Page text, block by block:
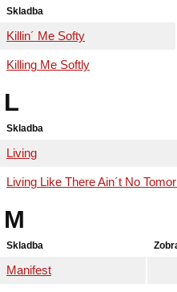
Skladba
Killin´ Me Softy
Killing Me Softly
L
Skladba
Living
Living Like There Ain´t No
M
Skladba
Manifest